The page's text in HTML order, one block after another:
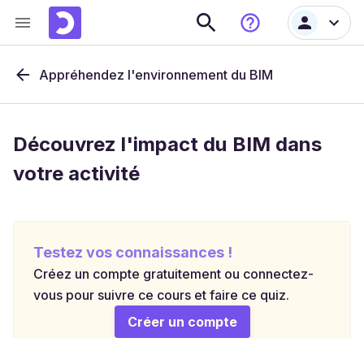
Appréhendez l'environnement du BIM
Découvrez l'impact du BIM dans
votre activité
Testez vos connaissances !
Créez un compte gratuitement ou connectez-
vous pour suivre ce cours et faire ce quiz.
Créer un compte